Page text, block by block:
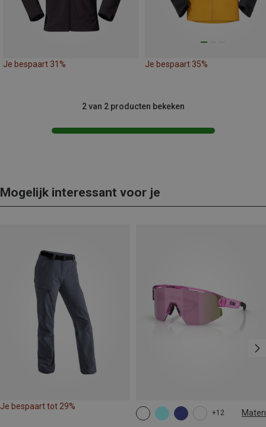
Je bespaart 31% Je bespaart 35%
2 van 2 producten bekeken
Mogelijk interessant voor je
Je bespaart tot 29%
+12 Maten
ONE SIZE